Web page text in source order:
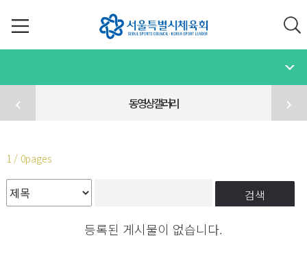
동영상갤러리
1 / 0pages
검색
등록된 게시물이 없습니다.